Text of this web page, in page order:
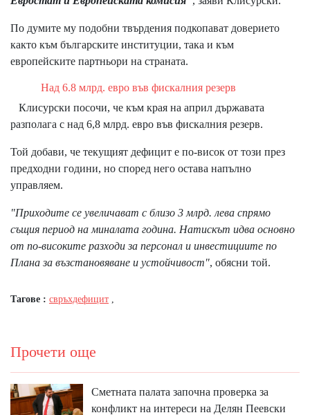
По думите му подобни твърдения подкопават доверието
както към българските институции, така и към
европейските партньори на страната.
Над 6.8 млрд. евро във фискалния резерв
Клисурски посочи, че към края на април държавата
разполага с над 6,8 млрд. евро във фискалния резерв.
Той добави, че текущият дефицит е по-висок от този през
предходни години, но според него остава напълно
управляем.
"Приходите се увеличават с близо 3 млрд. лева спрямо
същия период на миналата година. Натискът идва основно
от по-високите разходи за персонал и инвестициите по
Плана за възстановяване и устойчивост", обясни той.
Тагове : свръхдефицит
Прочети още
Сметната палата започна проверка за
конфликт на интереси на Делян Пеевски